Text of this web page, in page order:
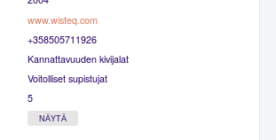
www.wisteq.com
+358505711926
Kannattavuuden kivijalat
Voitolliset supistujat
5
NÄYTÄ